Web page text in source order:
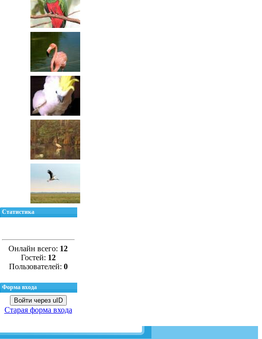
Статистика
Онлайн всего: 12
Гостей: 12
Пользователей: 0
Форма входа
Войти через uID
Старая форма входа